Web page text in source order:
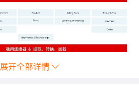
展开全部详情